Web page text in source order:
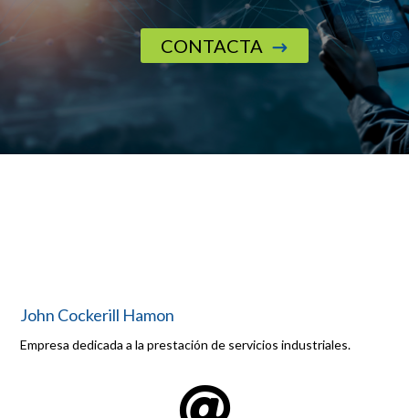
CONTACTA $
John Cockerill Hamon
Empresa dedicada a la prestación de servicios industriales.